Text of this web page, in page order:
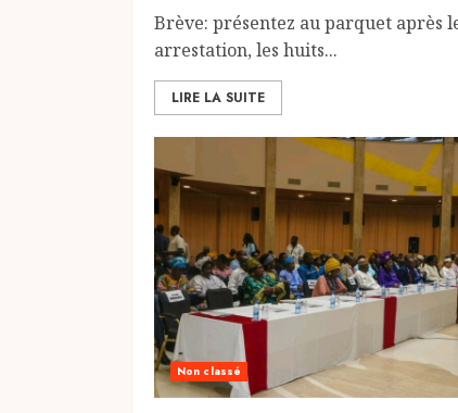
Brève: présentez au parquet après
arrestation, les huits...
LIRE LA SUITE
Non classé